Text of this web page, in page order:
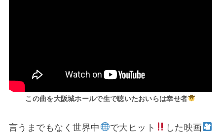
この曲を大阪城ホールで生で聴いたおいらは幸せ者
言うまでもなく世界中 で大ヒット
した映画